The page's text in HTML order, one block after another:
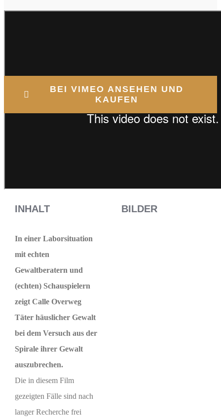
BEI VIMEO ANSEHEN UND
KAUFEN
INHALT
In einer Laborsituation
mit echten
Gewaltberatern und
(echten) Schauspielern
zeigt Calle Overweg
Täter häuslicher Gewalt
bei dem Versuch aus der
Spirale ihrer Gewalt
auszubrechen.
Die in diesem Film
gezeigten Fälle sind nach
langer Recherche frei
BILDER